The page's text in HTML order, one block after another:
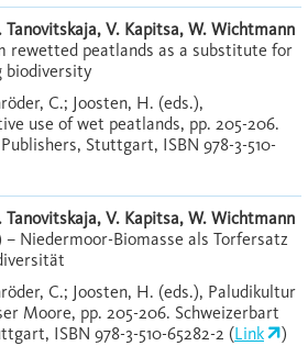
Tanovitskaja, V. Kapitsa, W. Wichtmann
rewetted peatlands as a substitute for
biodiversity
C.; Joosten, H. (eds.),
use of wet peatlands, pp. 205-206.
Stuttgart, ISBN 978-3-510-
Tanovitskaja, V. Kapitsa, W. Wichtmann
– Niedermoor-Biomasse als Torfersatz
C.; Joosten, H. (eds.), Paludikultur
Moore, pp. 205-206. Schweizerbart
ISBN 978-3-510-65282-2 (Link )